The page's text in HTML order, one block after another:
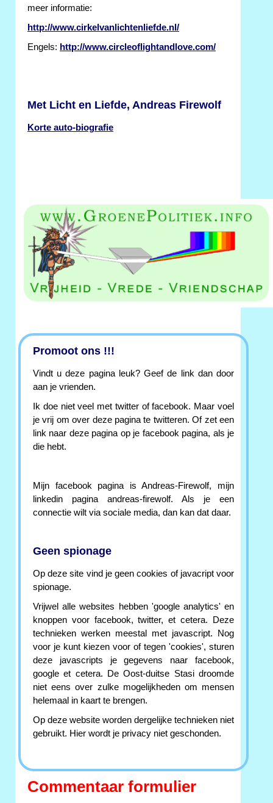
meer informatie:
http://www.cirkelvanlichtenliefde.nl/
Engels: http://www.circleoflightandlove.com/
Met Licht en Liefde, Andreas Firewolf
Korte auto-biografie
Promoot ons !!!
Vindt u deze pagina leuk? Geef de link dan door
aan je vrienden.
Ik doe niet veel met twitter of facebook. Maar voel
je vrij om over deze pagina te twitteren. Of zet een
link naar deze pagina op je facebook pagina, als je
die hebt.
Mijn facebook pagina is Andreas-Firewolf, mijn
linkedin pagina andreas-firewolf. Als je een
connectie wilt via sociale media, dan kan dat daar.
Geen spionage
Op deze site vind je geen cookies of javacript voor
spionage.
Vrijwel alle websites hebben 'google analytics' en
knoppen voor facebook, twitter, et cetera. Deze
technieken werken meestal met javascript. Nog
voor je kunt kiezen voor of tegen 'cookies', sturen
deze javascripts je gegevens naar facebook,
google et cetera. De Oost-duitse Stasi droomde
niet eens over zulke mogelijkheden om mensen
helemaal in kaart te brengen.
Op deze website worden dergelijke technieken niet
gebruikt. Hier wordt je privacy niet geschonden.
Commentaar formulier